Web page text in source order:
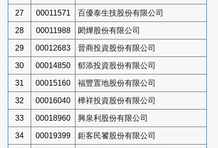
27 00011571 百優泰生技股份有限公司
28 00011988 閎燁股份有限公司
29 00012683 晉商投資股份有限公司
30 00014850 郁添投資股份有限公司
31 00015160 福豐置地股份有限公司
32 00016040 樺祥投資股份有限公司
33 00018960 興泉利股份有限公司
34 00019399 鉅客民饕股份有限公司